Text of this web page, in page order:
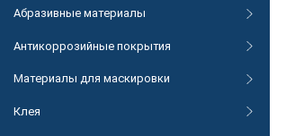
Абразивные материалы
Антикоррозийные покрытия
Материалы для маскировки
Клея